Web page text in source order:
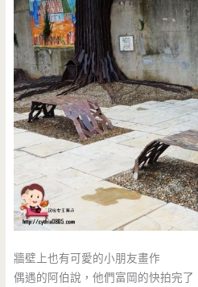
牆壁上也有可愛的小朋友畫作
偶遇的阿伯說，他們富岡的快拍完了